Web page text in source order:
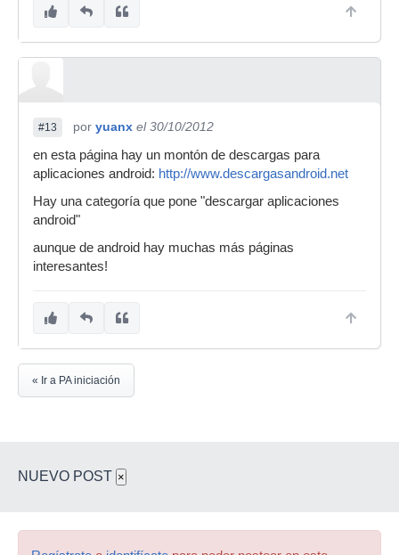
#13 por yuanx el 30/10/2012
en esta página hay un montón de descargas para
aplicaciones android: http://www.descargasandroid.net
Hay una categoría que pone "descargar aplicaciones
android"
aunque de android hay muchas más páginas
interesantes!
« Ir a PA iniciación
NUEVO POST ×